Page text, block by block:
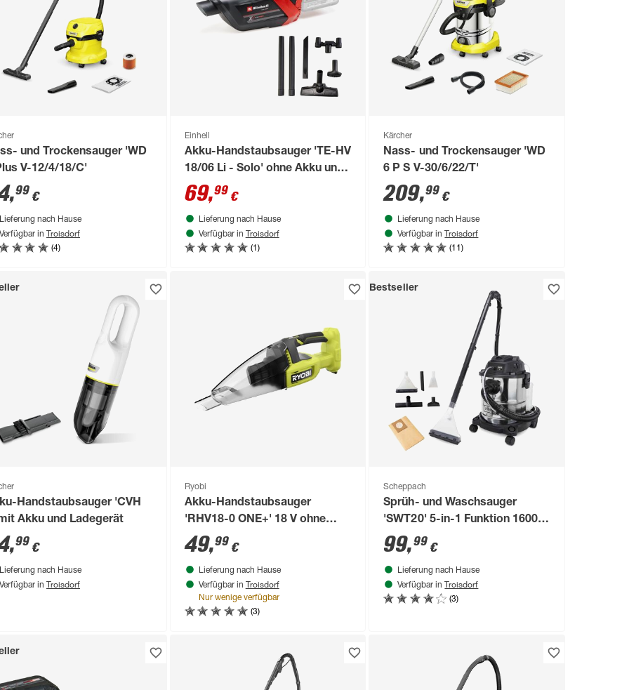
und Trockensauger 'WD
V-12/4/18/C'
,99 €
Lieferung nach Hause
Verfügbar in Troisdorf
(4)
Einhell
Akku-Handstaubsauger 'TE-HV
18/06 Li - Solo' ohne Akku und
Ladegerät
69,99€
Lieferung nach Hause
Verfügbar in Troisdorf
(1)
Kärcher
Nass- und Trockensauger 'WD
6 P S V-30/6/22/T'
209,99 €
Lieferung nach Hause
Verfügbar in Troisdorf
(11)
Handstaubsauger 'CVH
Akku und Ladegerät
,99 €
Lieferung nach Hause
Verfügbar in Troisdorf
Ryobi
Akku-Handstaubsauger
'RHV18-0 ONE+' 18 V ohne
Akku
49,99€
Lieferung nach Hause
Verfügbar in Troisdorf
Nur wenige verfügbar
(3)
Bestseller
Scheppach
Sprüh- und Waschsauger
'SWT20' 5-in-1 Funktion 1600
W
99,99 €
Lieferung nach Hause
Verfügbar in Troisdorf
(3)